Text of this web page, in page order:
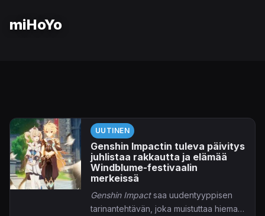
miHoYo
UUTINEN
Genshin Impactin tuleva päivitys
juhlistaa rakkautta ja elämää
Windblume-festivaalin
merkeissä
Genshin Impactsaa uudentyyppisen
tarinantehtävän, joka muistuttaa hieman